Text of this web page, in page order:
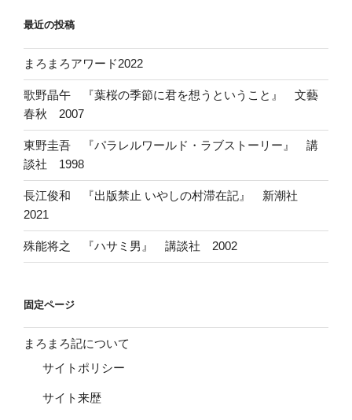
最近の投稿
まろまろアワード2022
歌野晶午 『葉桜の季節に君を想うということ』 文藝
春秋 2007
東野圭吾 『パラレルワールド・ラブストーリー』 講
談社 1998
長江俊和 『出版禁止 いやしの村滞在記』 新潮社
2021
殊能将之 『ハサミ男』 講談社 2002
固定ページ
まろまろ記について
サイトポリシー
サイト来歴